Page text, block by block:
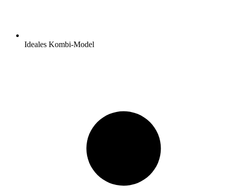
Ideales Kombi-Model